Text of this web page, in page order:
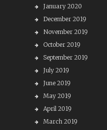
January 2020
December 2019
November 2019
October 2019
September 2019
July 2019
June 2019
May 2019
April 2019
March 2019